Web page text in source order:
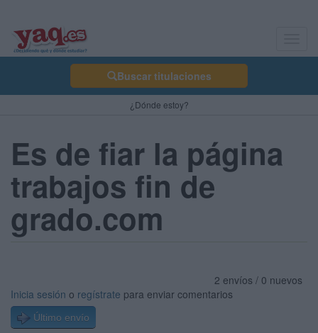
Buscar titulaciones
¿Dónde estoy?
Es de fiar la página
trabajos fin de
grado.com
2 envíos / 0 nuevos
Inicia sesión o regístrate para enviar comentarios
Último envío